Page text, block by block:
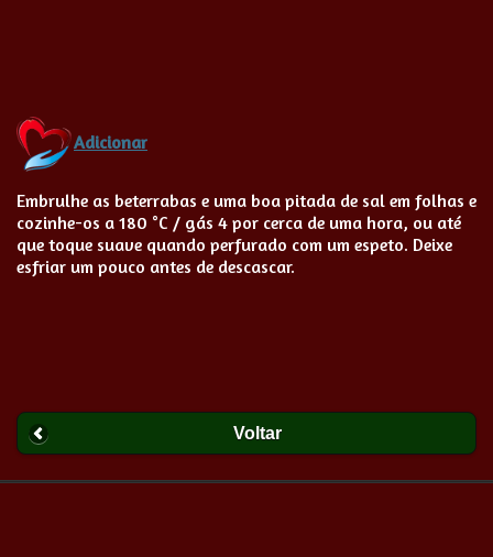
Adicionar
Embrulhe as beterrabas e uma boa pitada de sal em folhas e
cozinhe-os a 180 °C / gás 4 por cerca de uma hora, ou até
que toque suave quando perfurado com um espeto. Deixe
esfriar um pouco antes de descascar.
Voltar